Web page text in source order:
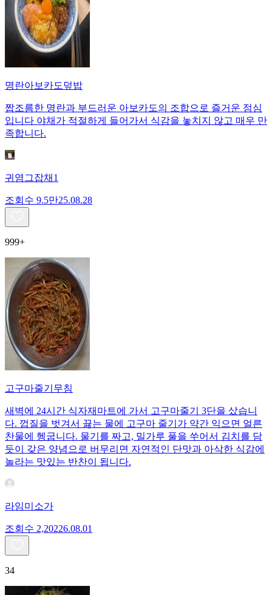
명란아보카도덮밥
짭조름한 명란과 부드러운 아보카도의 조합으로 즐거운 점심
입니다 야채가 적절하게 들어가서 식감을 놓치지 않고 매우 만
족합니다.
귀염그잡채1
조회수 9.5만25.08.28
999+
고구마줄기무침
새벽에 24시간 식자재마트에 가서 고구마줄기 3단을 샀습니
다. 껍질을 벗겨서 끓는 물에 고구마 줄기가 약간 익으면 얼른
찬물에 헹굽니다. 물기를 짜고, 밀가루 풀을 쑤어서 김치를 담
듯이 갖은 양념으로 버무리면 자연적인 단맛과 아삭한 식감에
놀라는 맛있는 반찬이 됩니다.
라임미소가
조회수 2,20226.08.01
34